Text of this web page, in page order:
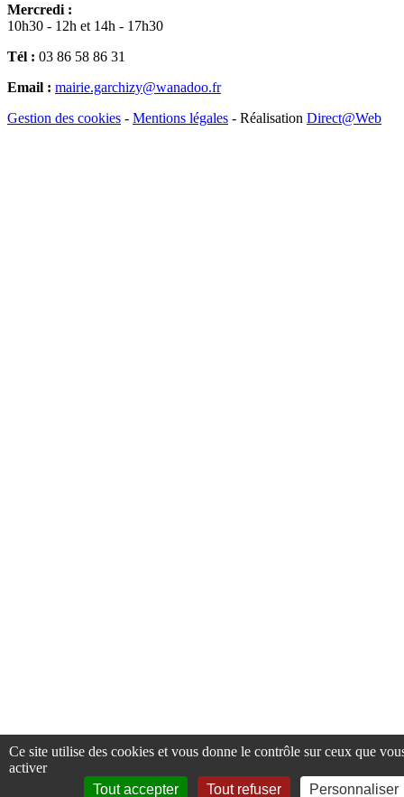
Mercredi :
10h30 - 12h et 14h - 17h30
Tél : 03 86 58 86 31
Email : mairie.garchizy@wanadoo.fr
Gestion des cookies - Mentions légales - Réalisation Direct@Web
Ce site utilise des cookies et vous donne le contrôle sur ceux que
activer
Tout accepter
Tout refuser Personnaliser